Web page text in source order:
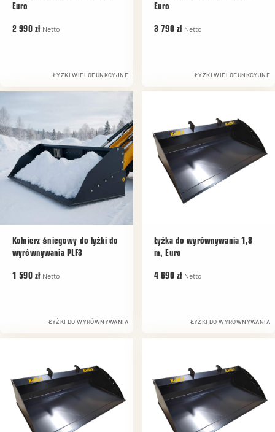
Euro
2 990 zł Netto
ŁYŻKI WIELOFUNKCYJNE
Euro
3 790 zł Netto
ŁYŻKI WIELOFUNKCYJNE
Kołnierz śniegowy do łyżki do
wyrównywania PLF3
1 590 zł Netto
ŁYŻKI DO WYRÓWNYWANIA
Łyżka do wyrównywania 1,8
m, Euro
4 690 zł Netto
ŁYŻKI DO WYRÓWNYWANIA